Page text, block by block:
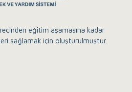
eğitim aşamasına kadar
sağlamak için oluşturulmuştur.